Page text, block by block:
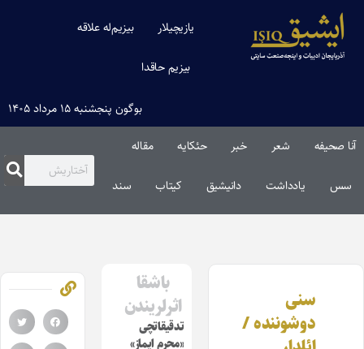
یازیچیلار بیزیم‌له علاقه
بیزیم حاقدا
بوگون پنجشنبه ۱۵ مرداد ۱۴۰۵
آنا صحیفه شعر خبر حئکایه مقاله‌
سس یادداشت دانیشیق کیتاب سند
سنی
دوشوننده /
باشقا
اثرلریندن
تدقیقاتچی
«محرم ایماز»